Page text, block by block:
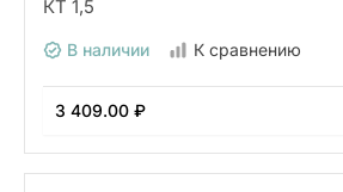
КТ 1,5
В наличии К сравнению
3 409.00 ₽